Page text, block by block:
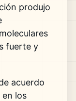
produjo
fuerte y
acuerdo
en los